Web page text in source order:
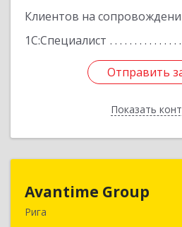
Клиентов на
1С:Специалист
Отправить
Показать
Отправить
Назад
Avantime Group
Рига